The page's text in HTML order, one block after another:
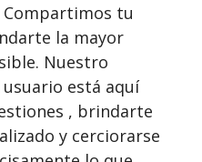
tu
la mayor
Nuestro
está aquí
, brindarte
y cerciorarse